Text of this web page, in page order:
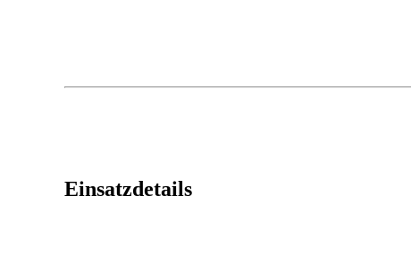
Einsatzdetails